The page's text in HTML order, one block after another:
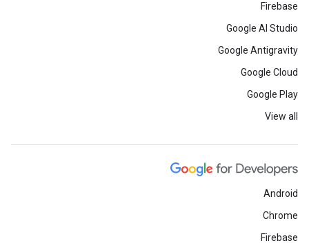
Firebase
Google AI Studio
Google Antigravity
Google Cloud
Google Play
View all
Android
Chrome
Firebase